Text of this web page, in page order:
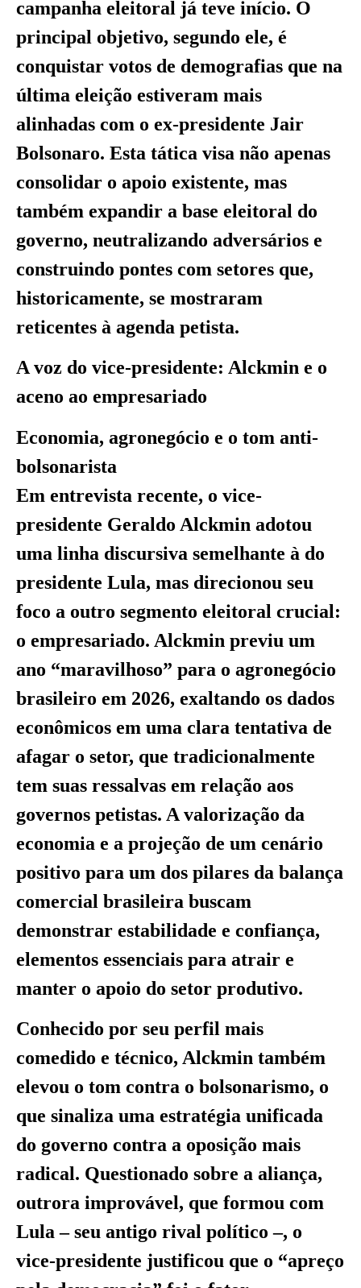
campanha eleitoral já teve início. O
principal objetivo, segundo ele, é
conquistar votos de demografias que na
última eleição estiveram mais
alinhadas com o ex-presidente Jair
Bolsonaro. Esta tática visa não apenas
consolidar o apoio existente, mas
também expandir a base eleitoral do
governo, neutralizando adversários e
construindo pontes com setores que,
historicamente, se mostraram
reticentes à agenda petista.
A voz do vice-presidente: Alckmin e o
aceno ao empresariado
Economia, agronegócio e o tom anti-
bolsonarista
Em entrevista recente, o vice-
presidente Geraldo Alckmin adotou
uma linha discursiva semelhante à do
presidente Lula, mas direcionou seu
foco a outro segmento eleitoral crucial:
o empresariado. Alckmin previu um
ano “maravilhoso” para o agronegócio
brasileiro em 2026, exaltando os dados
econômicos em uma clara tentativa de
afagar o setor, que tradicionalmente
tem suas ressalvas em relação aos
governos petistas. A valorização da
economia e a projeção de um cenário
positivo para um dos pilares da balança
comercial brasileira buscam
demonstrar estabilidade e confiança,
elementos essenciais para atrair e
manter o apoio do setor produtivo.
Conhecido por seu perfil mais
comedido e técnico, Alckmin também
elevou o tom contra o bolsonarismo, o
que sinaliza uma estratégia unificada
do governo contra a oposição mais
radical. Questionado sobre a aliança,
outrora improvável, que formou com
Lula – seu antigo rival político –, o
vice-presidente justificou que o “apreço